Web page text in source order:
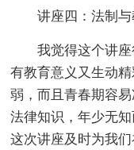
讲座四：法制
我觉得这个讲
有教育意义又生动
弱，而且青春期容
法律知识，年少无
这次讲座及时为我